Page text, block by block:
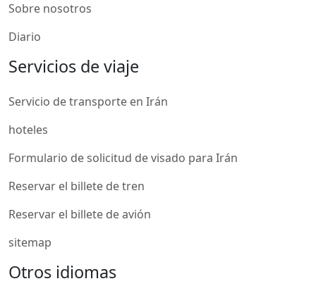
Sobre nosotros
Diario
Servicios de viaje
Servicio de transporte en Irán
hoteles
Formulario de solicitud de visado para Irán
Reservar el billete de tren
Reservar el billete de avión
sitemap
Otros idiomas